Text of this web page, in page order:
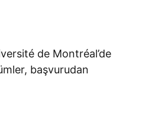
de Montréal’de
başvurudan